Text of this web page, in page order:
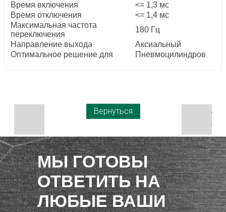
Время включения
<= 1,3 мс
Время отключения
<= 1,4 мс
Максимальная частота
переключения
180 Гц
Направление выхода
Аксиальный
Оптимальное решение для
Пневмоцилиндров
Вернуться
МЫ ГОТОВЫ
ОТВЕТИТЬ НА
ЛЮБЫЕ ВАШИ